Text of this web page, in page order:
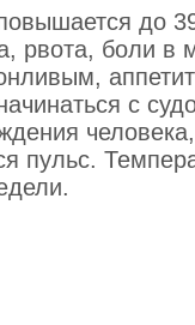
до
рвота, боли в
с
пульс.